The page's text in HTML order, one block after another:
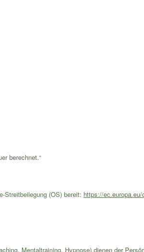
berechnet.“
Streitbeilegung (OS) bereit: https://
Mentaltraining, Hypnose) dienen der